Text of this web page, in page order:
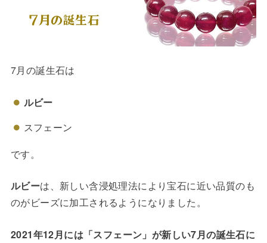
7月の誕生石は
ルビー
スフェーン
です。
ルビーは、新しい含浸処理法により宝石に近い品質のも
のがビーズに加工されるようになりました。
2021年12月には「スフェーン」が新しい7月の誕生石に